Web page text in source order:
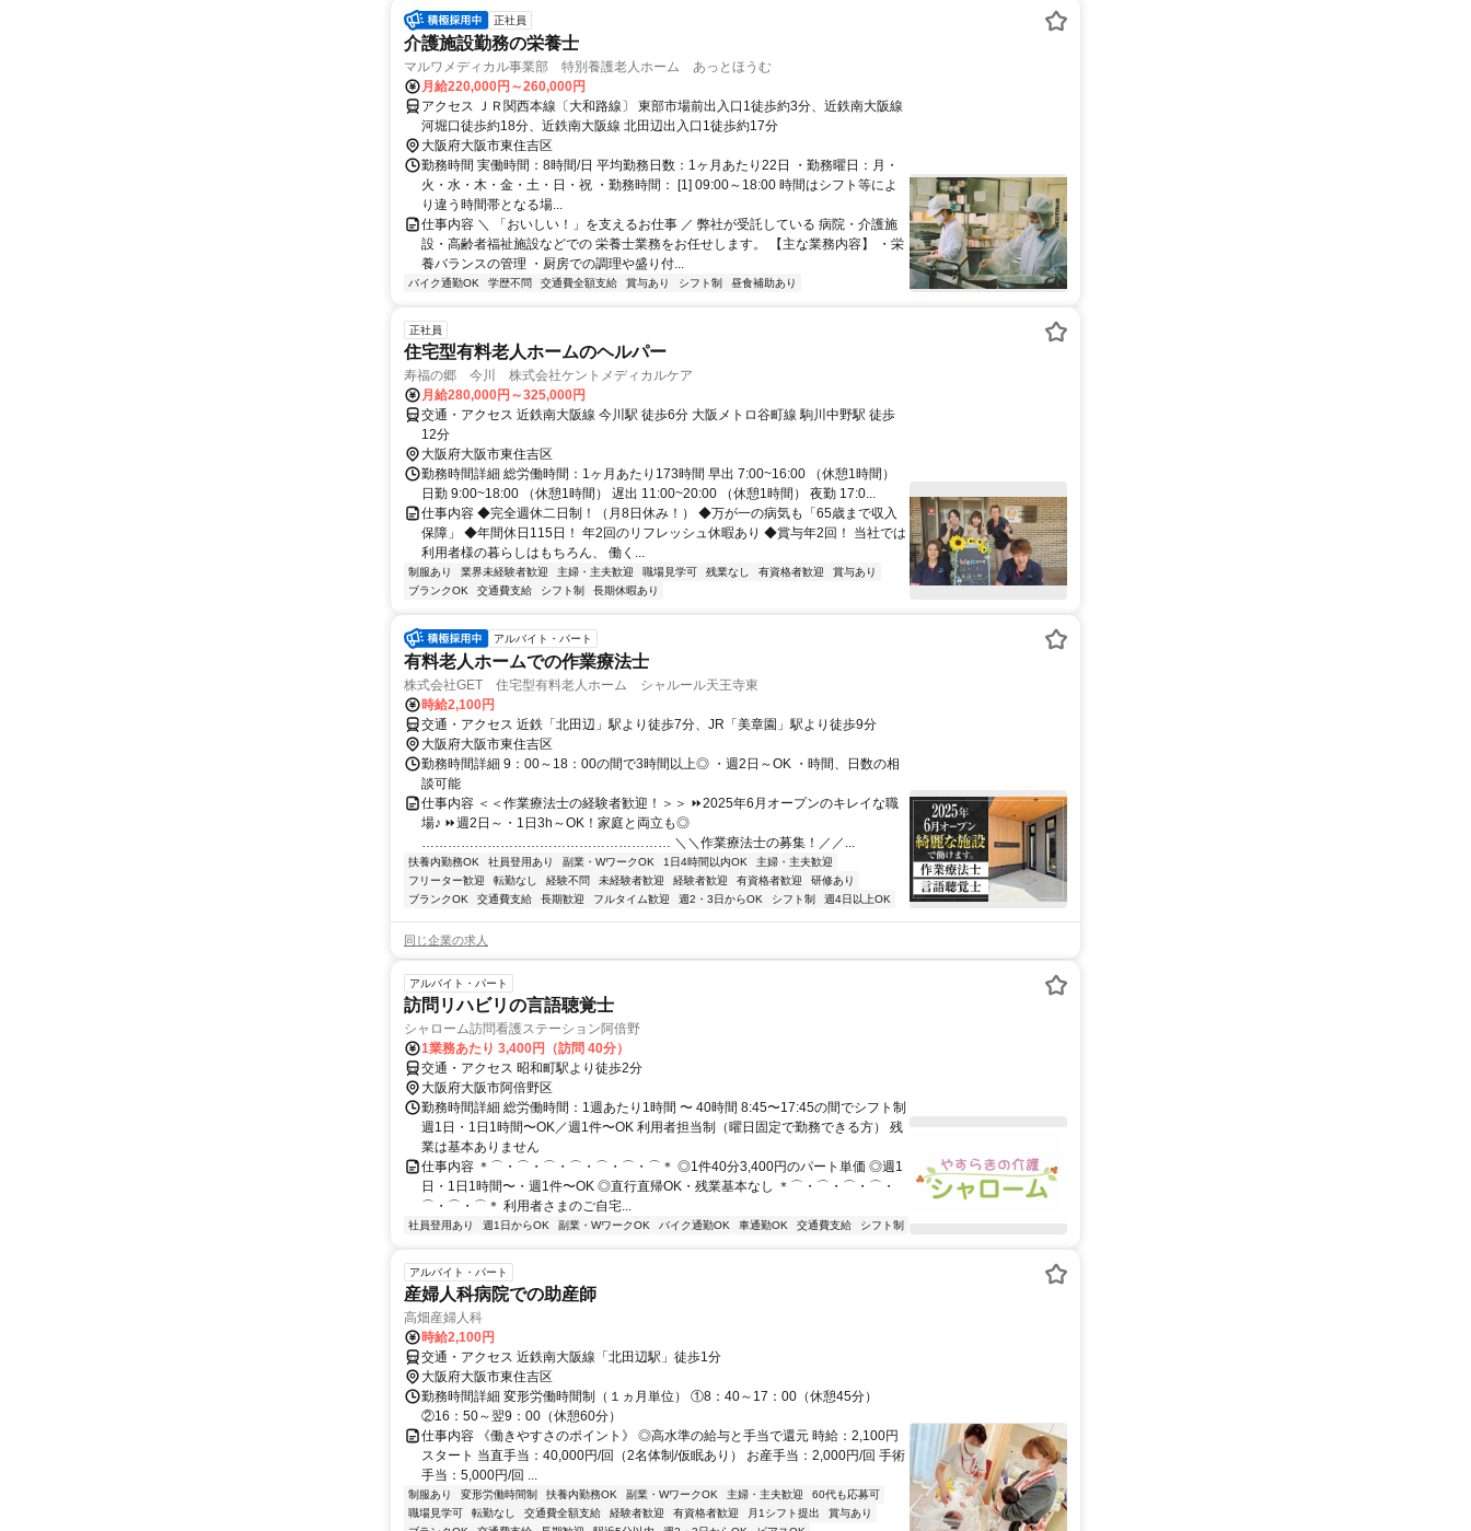
正社員
介護施設勤務の栄養士
マルワメディカル事業部 特別養護老人ホーム あっとほうむ
月給220,000円～260,000円
アクセス ＪＲ関西本線〔大和路線〕 東部市場前出入口1徒歩約3分、近鉄南大阪線
河堀口徒歩約18分、近鉄南大阪線 北田辺出入口1徒歩約17分
大阪府大阪市東住吉区
勤務時間 実働時間：8時間/日 平均勤務日数：1ヶ月あたり22日 ・勤務曜日：月・
火・水・木・金・土・日・祝 ・勤務時間： [1] 09:00～18:00 時間はシフト等によ
り違う時間帯となる場...
仕事内容 ＼ 「おいしい！」を支えるお仕事 ／ 弊社が受託している 病院・介護施
設・高齢者福祉施設などでの 栄養士業務をお任せします。 【主な業務内容】 ・栄
養バランスの管理 ・厨房での調理や盛り付...
バイク通勤OK 学歴不問 交通費全額支給 賞与あり シフト制 昼食補助あり
正社員
住宅型有料老人ホームのヘルパー
寿福の郷 今川 株式会社ケントメディカルケア
月給280,000円～325,000円
交通・アクセス 近鉄南大阪線 今川駅 徒歩6分 大阪メトロ谷町線 駒川中野駅 徒歩
12分
大阪府大阪市東住吉区
勤務時間詳細 総労働時間：1ヶ月あたり173時間 早出 7:00~16:00 （休憩1時間）
日勤 9:00~18:00 （休憩1時間） 遅出 11:00~20:00 （休憩1時間） 夜勤 17:0...
仕事内容 ◆完全週休二日制！（月8日休み！） ◆万が一の病気も「65歳まで収入
保障」 ◆年間休日115日！ 年2回のリフレッシュ休暇あり ◆賞与年2回！ 当社では
利用者様の暮らしはもちろん、 働く...
制服あり 業界未経験者歓迎 主婦・主夫歓迎 職場見学可 残業なし 有資格者歓迎
賞与あり
ブランクOK
交通費支給 シフト制 長期休暇あり
アルバイト・パート
有料老人ホームでの作業療法士
株式会社GET 住宅型有料老人ホーム シャルール天王寺東
時給2,100円
交通・アクセス 近鉄「北田辺」駅より徒歩7分、JR「美章園」駅より徒歩9分
大阪府大阪市東住吉区
勤務時間詳細 9：00～18：00の間で3時間以上◎ ・週2日～OK ・時間、日数の相
談可能
仕事内容 ＜＜作業療法士の経験者歓迎！＞＞ ⏩2025年6月オープンのキレイな職
場♪ ⏩週2日～・1日3h～OK！家庭と両立も◎
………………………………………………… ＼＼作業療法士の募集！／／...
扶養内勤務OK 社員登用あり 副業・WワークOK 1日4時間以内OK
主婦・主夫歓迎
フリーター歓迎
転勤なし 経験不問 未経験者歓迎 経験者歓迎 有資格者歓迎
研修あり
ブランクOK
交通費支給 長期歓迎 フルタイム歓迎 週2・3日からOK シフト制 週4日以上OK
同じ企業の求人
アルバイト・パート
訪問リハビリの言語聴覚士
シャローム訪問看護ステーション阿倍野
1業務あたり 3,400円（訪問 40分）
交通・アクセス 昭和町駅より徒歩2分
大阪府大阪市阿倍野区
勤務時間詳細 総労働時間：1週あたり1時間 〜 40時間 8:45〜17:45の間でシフト制
週1日・1日1時間〜OK／週1件〜OK 利用者担当制（曜日固定で勤務できる方） 残
業は基本ありません
仕事内容 ＊⌒・⌒・⌒・⌒・⌒・⌒・⌒＊ ◎1件40分3,400円のパート単価 ◎週1
日・1日1時間〜・週1件〜OK ◎直行直帰OK・残業基本なし ＊⌒・⌒・⌒・⌒・
⌒・⌒・⌒＊ 利用者さまのご自宅...
社員登用あり 週1日からOK 副業・WワークOK バイク通勤OK 車通勤OK 交通費支給 シフト制
アルバイト・パート
産婦人科病院での助産師
高畑産婦人科
時給2,100円
交通・アクセス 近鉄南大阪線「北田辺駅」徒歩1分
大阪府大阪市東住吉区
勤務時間詳細 変形労働時間制（１ヵ月単位） ①8：40～17：00（休憩45分）
②16：50～翌9：00（休憩60分）
仕事内容 《働きやすさのポイント》 ◎高水準の給与と手当で還元 時給：2,100円
スタート 当直手当：40,000円/回（2名体制/仮眠あり） お産手当：2,000円/回 手術
手当：5,000円/回 ...
制服あり 変形労働時間制 扶養内勤務OK 副業・WワークOK 主婦・主夫歓迎
60代も応募可
職場見学可
転勤なし 交通費全額支給 経験者歓迎 有資格者歓迎 月1シフト提出
賞与あり